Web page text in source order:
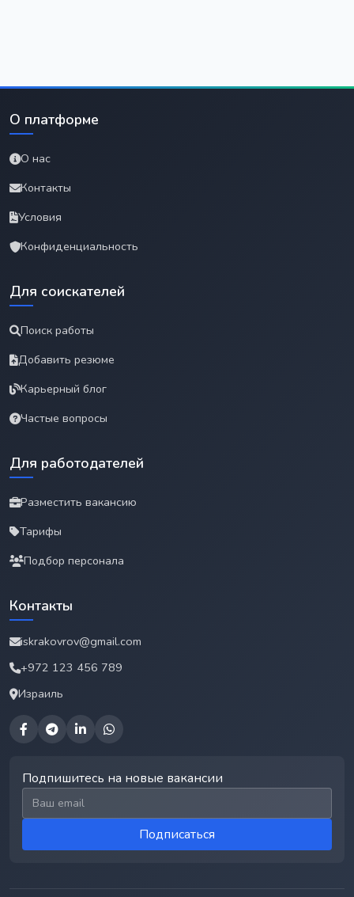
О платформе
О нас
Контакты
Условия
Конфиденциальность
Для соискателей
Поиск работы
Добавить резюме
Карьерный блог
Частые вопросы
Для работодателей
Разместить вакансию
Тарифы
Подбор персонала
Контакты
iskrakovrov@gmail.com
+972 123 456 789
Израиль
Подпишитесь на новые вакансии
Email для подписки
Подписаться